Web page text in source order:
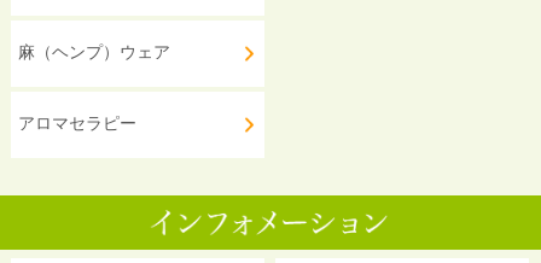
麻（ヘンプ）ウェア
アロマセラピー